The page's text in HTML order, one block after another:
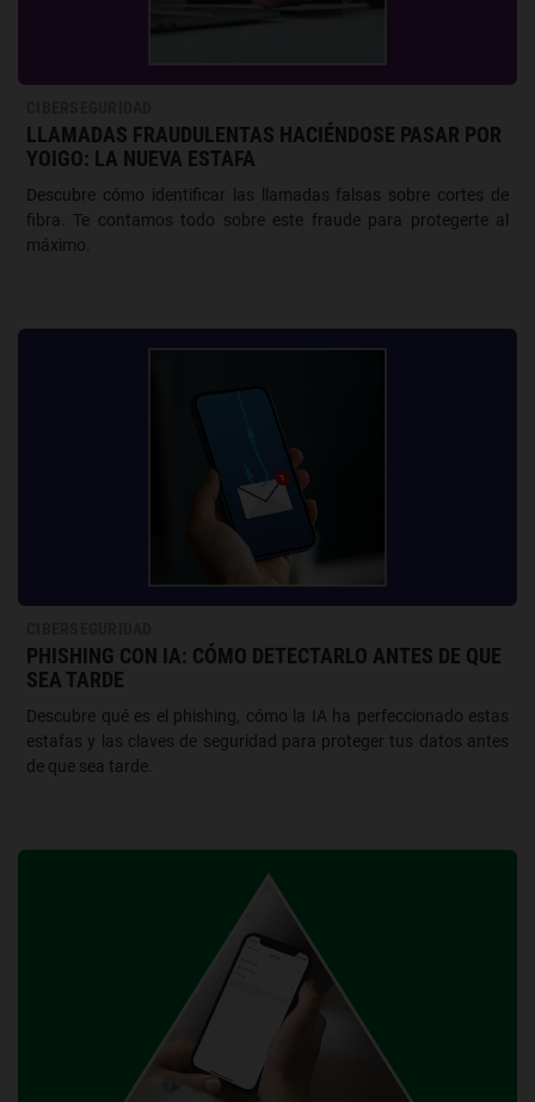
LLAMADAS FRAUDULENTAS HACIÉNDOSE PASAR POR
YOIGO: LA NUEVA ESTAFA
Descubre cómo identificar las llamadas falsas sobre cortes de
fibra. Te contamos todo sobre este fraude para protegerte al
máximo.
PHISHING CON IA: CÓMO DETECTARLO ANTES DE QUE
SEA TARDE
Descubre qué es el phishing, cómo la IA ha perfeccionado estas
estafas y las claves de seguridad para proteger tus datos antes
de que sea tarde.